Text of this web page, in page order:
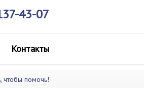
43-07
Контакты
чтобы помочь!